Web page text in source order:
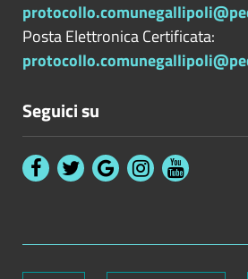
Posta Elettronica Certificata:
Seguici su